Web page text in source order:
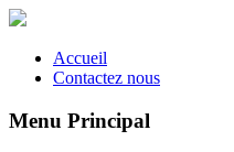
Accueil
Contactez nous
Menu Principal